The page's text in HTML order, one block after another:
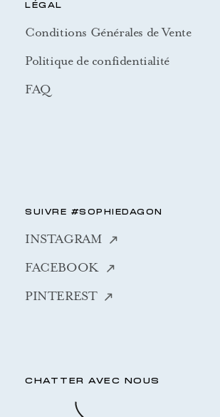
LÉGAL
Conditions Générales de Vente
Politique de confidentialité
FAQ
SUIVRE #SOPHIEDAGON
INSTAGRAM
FACEBOOK
PINTEREST
CHATTER AVEC NOUS